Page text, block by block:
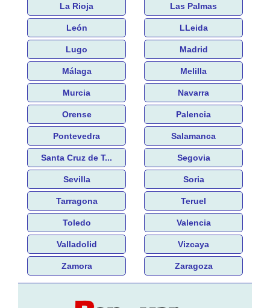
La Rioja Las Palmas
León LLeida
Lugo Madrid
Málaga Melilla
Murcia Navarra
Orense Palencia
Pontevedra Salamanca
Santa Cruz de T... Segovia
Sevilla Soria
Tarragona Teruel
Toledo Valencia
Valladolid Vizcaya
Zamora Zaragoza